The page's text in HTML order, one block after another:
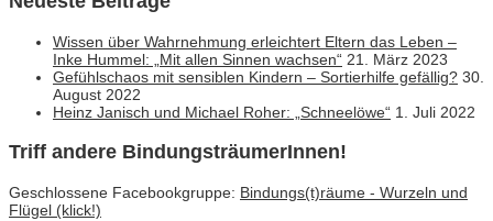
Wissen über Wahrnehmung erleichtert Eltern das Leben –
Inke Hummel: „Mit allen Sinnen wachsen“ 21. März 2023
Gefühlschaos mit sensiblen Kindern – Sortierhilfe gefällig? 30.
August 2022
Heinz Janisch und Michael Roher: „Schneelöwe“ 1. Juli 2022
Triff andere BindungsträumerInnen!
Geschlossene Facebookgruppe: Bindungs(t)räume - Wurzeln und
Flügel (klick!)